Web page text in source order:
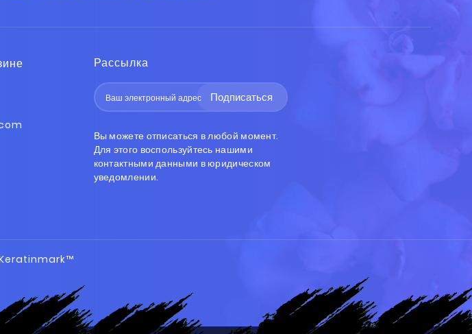
Рассылка
Подписаться
Вы можете отписаться в любой момент.
Для этого воспользуйтесь нашими
контактными данными в юридическом
уведомлении.